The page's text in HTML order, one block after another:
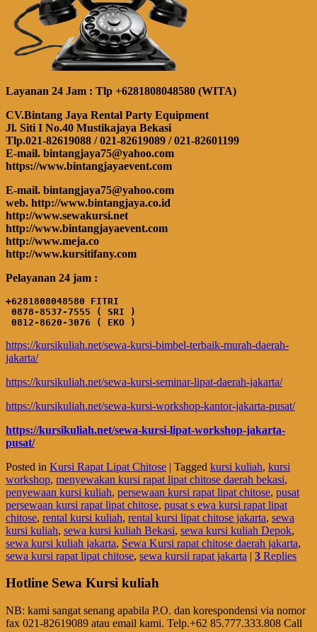
Layanan 24 Jam : Tlp +6281808048580 (WITA)
CV.Bintang Jaya Rental Party Equipment
Jl. Siti I No.40 Mustikajaya Bekasi
Tlp.021-82619088 / 021-82619089 / 021-82601199
E-mail. bintangjaya75@yahoo.com
https://www.bintangjayaevent.com
E-mail. bintangjaya75@yahoo.com
web. http://www.bintangjaya.co.id
http://www.sewakursi.net
http://www.bintangjayaevent.com
http://www.meja.co
http://www.kursitifany.com
Pelayanan 24 jam :
+6281808048580 FITRI
0878-8537-7555 ( SRI )
0812-8620-3076 ( EKO )
https://kursikuliah.net/sewa-kursi-bimbel-terbaik-murah-daerah-
jakarta/
https://kursikuliah.net/sewa-kursi-seminar-lipat-daerah-jakarta/
https://kursikuliah.net/sewa-kursi-workshop-kantor-jakarta-pusat/
https://kursikuliah.net/sewa-kursi-lipat-workshop-jakarta-
pusat/
Posted in Kursi Rapat Lipat Chitose | Tagged kursi kuliah, kursi
workshop, menyewakan kursi rapat lipat chitose daerah bekasi,
penyewaan kursi kuliah, persewaan kursi rapat lipat chitose, pusat
persewaan kursi rapat lipat chitose, pusat s ewa kursi rapat lipat
chitose, rental kursi kuliah, rental kursi lipat chitose jakarta, sewa
kursi kuliah, sewa kursi kuliah Bekasi, sewa kursi kuliah Depok,
sewa kursi kuliah jakarta, Sewa Kursi rapat chitose daerah jakarta,
sewa kursi rapat lipat chitose, sewa kursii rapat jakarta | 3 Replies
Hotline Sewa Kursi kuliah
NB: kami sangat senang apabila P.O. dan korespondensi via nomor
fax 021-82619089 atau email kami. Telp.+62 85.777.333.808 Call